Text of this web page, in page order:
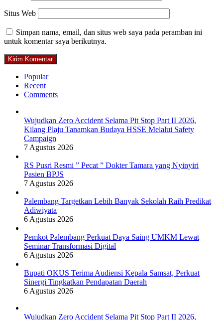
Situs Web
Simpan nama, email, dan situs web saya pada peramban ini
untuk komentar saya berikutnya.
Popular
Recent
Comments
Wujudkan Zero Accident Selama Pit Stop Part II 2026,
Kilang Plaju Tanamkan Budaya HSSE Melalui Safety
Campaign
7 Agustus 2026
RS Pusri Resmi ” Pecat ” Dokter Tamara yang Nyinyiri
Pasien BPJS
7 Agustus 2026
Palembang Targetkan Lebih Banyak Sekolah Raih Predikat
Adiwiyata
6 Agustus 2026
Pemkot Palembang Perkuat Daya Saing UMKM Lewat
Seminar Transformasi Digital
6 Agustus 2026
Bupati OKUS Terima Audiensi Kepala Samsat, Perkuat
Sinergi Tingkatkan Pendapatan Daerah
6 Agustus 2026
Wujudkan Zero Accident Selama Pit Stop Part II 2026,